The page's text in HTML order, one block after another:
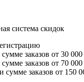
система скидок
заказов от 30
заказов от 70
сумме заказов от 150